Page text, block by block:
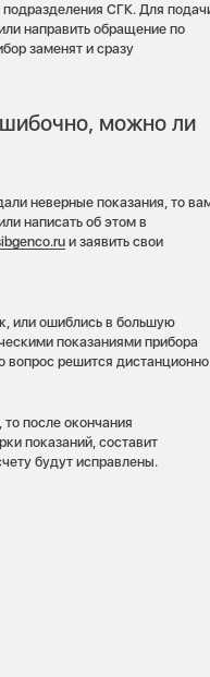
подразделения СГК. Для
направить обращение по
заменят и сразу
можно ли
неверные показания, то
написать об этом в
и заявить свои
или ошиблись в большую
показаниями прибора
вопрос решится
после окончания
показаний, составит
будут исправлены.